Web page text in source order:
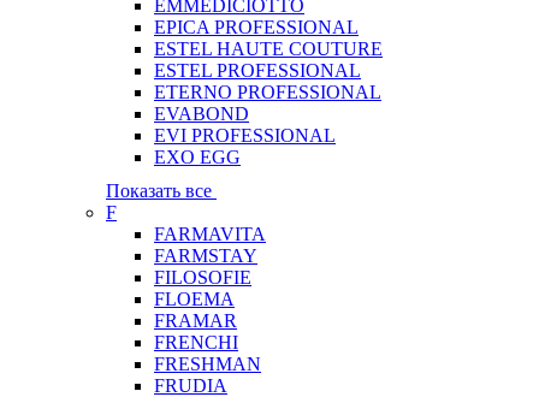
EMMEDICIOTTO
EPICA PROFESSIONAL
ESTEL HAUTE COUTURE
ESTEL PROFESSIONAL
ETERNO PROFESSIONAL
EVABOND
EVI PROFESSIONAL
EXO EGG
Показать все
F
FARMAVITA
FARMSTAY
FILOSOFIE
FLOEMA
FRAMAR
FRENCHI
FRESHMAN
FRUDIA